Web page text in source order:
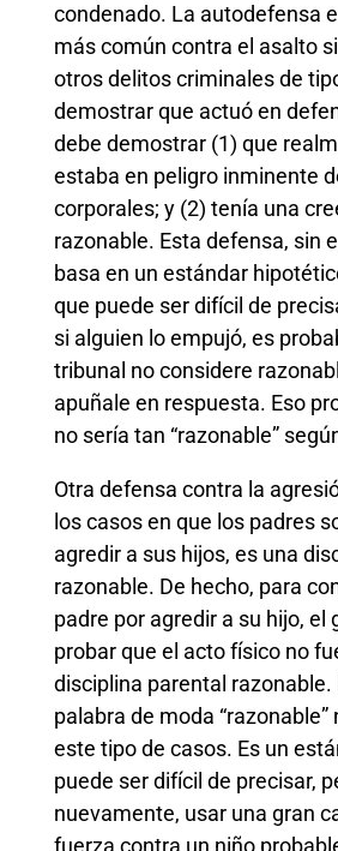
condenado. La autodefensa
más común contra el asalto
otros delitos criminales de
demostrar que actuó en
debe demostrar (1) que
estaba en peligro inminente
corporales; y (2) tenía una
razonable. Esta defensa, sin
basa en un estándar
que puede ser difícil de
si alguien lo empujó, es
tribunal no considere
apuñale en respuesta. Eso
no sería tan “razonable”
Otra defensa contra la
los casos en que los padres
agredir a sus hijos, es una
razonable. De hecho, para
padre por agredir a su hijo, el
probar que el acto físico no
disciplina parental razonable.
palabra de moda
este tipo de casos. Es un
puede ser difícil de precisar,
nuevamente, usar una gran